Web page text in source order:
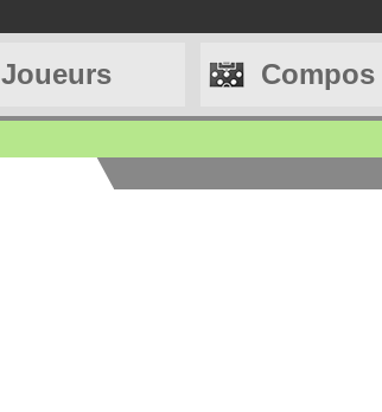
Joueurs Compos